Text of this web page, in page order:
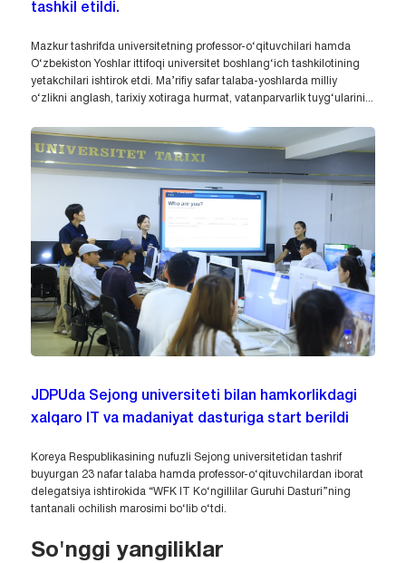
tashkil etildi.
Mazkur tashrifda universitetning professor-o‘qituvchilari hamda
O‘zbekiston Yoshlar ittifoqi universitet boshlang‘ich tashkilotining
yetakchilari ishtirok etdi. Ma’rifiy safar talaba-yoshlarda milliy
o‘zlikni anglash, tarixiy xotiraga hurmat, vatanparvarlik tuyg‘ularini...
JDPUda Sejong universiteti bilan hamkorlikdagi
xalqaro IT va madaniyat dasturiga start berildi
Koreya Respublikasining nufuzli Sejong universitetidan tashrif
buyurgan 23 nafar talaba hamda professor-o‘qituvchilardan iborat
delegatsiya ishtirokida “WFK IT Ko‘ngillilar Guruhi Dasturi”ning
tantanali ochilish marosimi bo‘lib o‘tdi.
So'nggi yangiliklar